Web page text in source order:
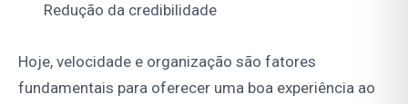
Redução da credibilidade
Hoje, velocidade e organização são fatores
fundamentais para oferecer uma boa experiência ao